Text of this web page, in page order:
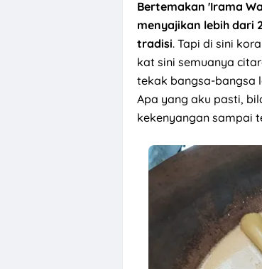
Bertemakan 'Irama
menyajikan lebih dari
tradisi. Tapi di sini
kat sini semuanya
tekak bangsa-bangsa
Apa yang aku pasti,
kekenyangan sampai